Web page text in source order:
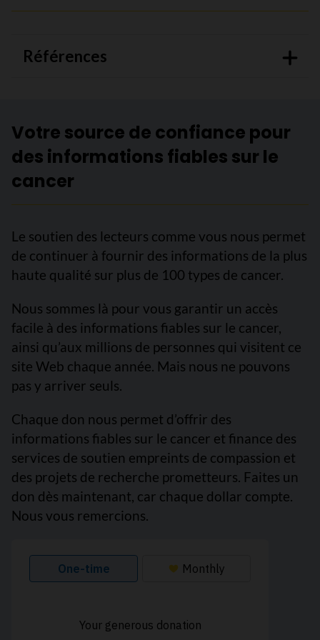
Références
Votre source de confiance pour
des informations fiables sur le
cancer
Le soutien des lecteurs comme vous nous permet
de continuer à fournir des informations de la plus
haute qualité sur plus de 100 types de cancer.
Nous sommes là pour vous garantir un accès
facile à des informations fiables sur le cancer,
ainsi qu’aux millions de personnes qui visitent ce
site Web chaque année. Mais nous ne pouvons
pas y arriver seuls.
Chaque don nous permet d’offrir des
informations fiables sur le cancer et finance des
services de soutien empreints de compassion et
des projets de recherche prometteurs. Faites un
don dès maintenant, car chaque dollar compte.
Nous vous remercions.